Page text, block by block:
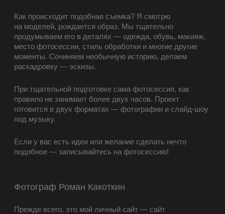
Как происходит подобная съемка? Я смотрю
на моделей, рождается образ. Мы тщательно
продумываем его в деталях — одежда, обувь, макияж,
место фотосессии, стиль обработки и многие другие
моменты. Сочиняем необычную историю, делаем
раскадровку — эскизы.
При тщательной подготовке сама фотосессия, как
правило не занимает более двух часов. Проект
готовится в двух форматах — фотографии и слайд-шоу
под музыку.
Если у вас есть идеи или желание сделать нечто
подобное — записывайтесь на фотосессию!
Фотограф Роман Какоткин
Прежде всего, это мой личный сайт — сайт